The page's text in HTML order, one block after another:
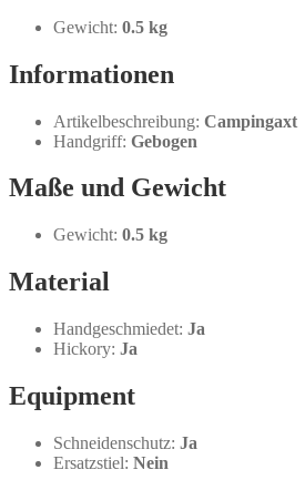
Gewicht: 0.5 kg
Informationen
Artikelbeschreibung: Campingaxt
Handgriff: Gebogen
Maße und Gewicht
Gewicht: 0.5 kg
Material
Handgeschmiedet: Ja
Hickory: Ja
Equipment
Schneidenschutz: Ja
Ersatzstiel: Nein